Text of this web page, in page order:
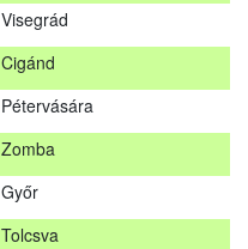
Visegrád
Cigánd
Pétervására
Zomba
Győr
Tolcsva
Várdomb
Szentgál
Hőgyész